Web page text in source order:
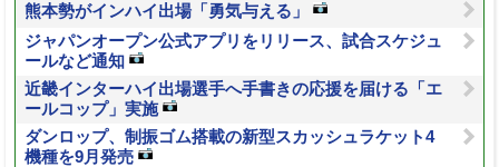
熊本勢がインハイ出場「勇気与える」
ジャパンオープン公式アプリをリリース、試合スケジュ
ールなど通知
近畿インターハイ出場選手へ手書きの応援を届ける「エ
ールコップ」実施
ダンロップ、制振ゴム搭載の新型スカッシュラケット4
機種を9月発売